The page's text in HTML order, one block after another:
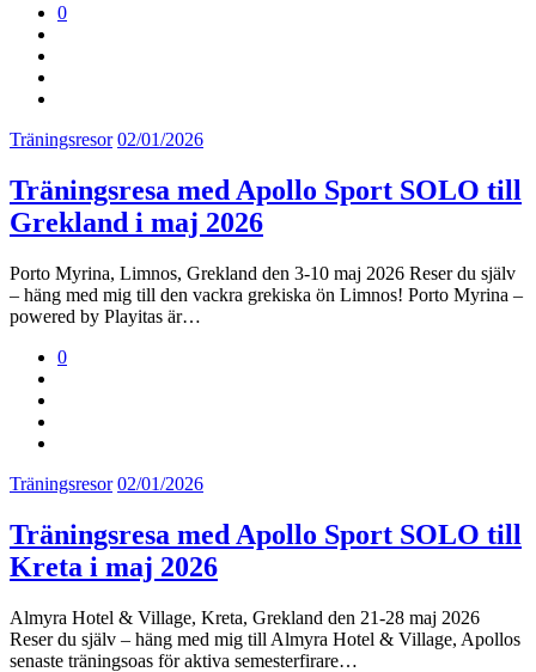
0
Träningsresor 02/01/2026
Träningsresa med Apollo Sport SOLO till
Grekland i maj 2026
Porto Myrina, Limnos, Grekland den 3-10 maj 2026 Reser du själv
– häng med mig till den vackra grekiska ön Limnos! Porto Myrina –
powered by Playitas är…
0
Träningsresor 02/01/2026
Träningsresa med Apollo Sport SOLO till
Kreta i maj 2026
Almyra Hotel & Village, Kreta, Grekland den 21-28 maj 2026
Reser du själv – häng med mig till Almyra Hotel & Village, Apollos
senaste träningsoas för aktiva semesterfirare…